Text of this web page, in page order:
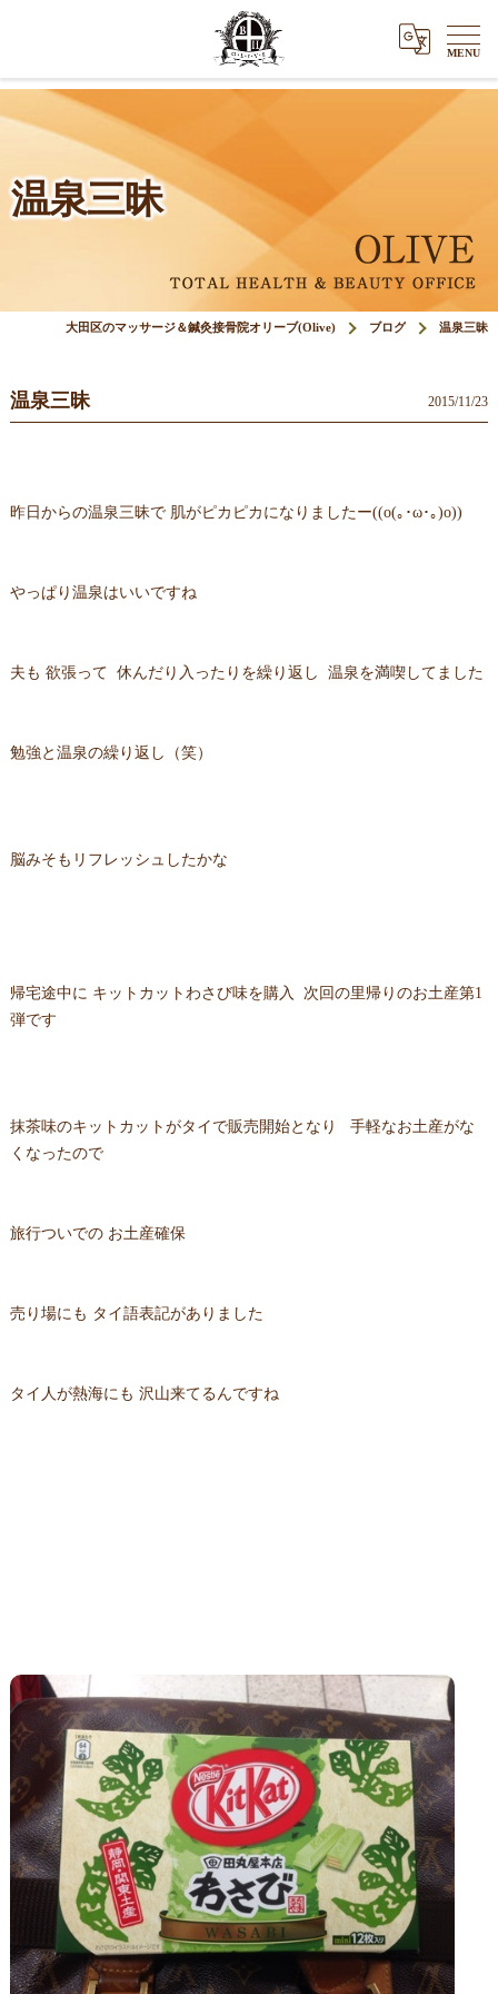
温泉三昧
大田区のマッサージ＆鍼灸接骨院オリーブ(Olive) ブログ 温泉三昧
温泉三昧 2015/11/23
昨日からの温泉三昧で 肌がピカピカになりましたー((o(｡･ω･｡)o))
やっぱり温泉はいいですね
夫も 欲張って 休んだり入ったりを繰り返し 温泉を満喫してました
勉強と温泉の繰り返し（笑）
脳みそもリフレッシュしたかな
帰宅途中に キットカットわさび味を購入 次回の里帰りのお土産第1
弾です
抹茶味のキットカットがタイで販売開始となり 手軽なお土産がな
くなったので
旅行ついでの お土産確保
売り場にも タイ語表記がありました
タイ人が熱海にも 沢山来てるんですね